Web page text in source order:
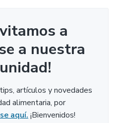
a
a nuestra
artículos y novedades
alimentaria, por
aquí.¡Bienvenidos!